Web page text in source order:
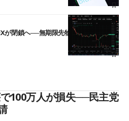
が閉鎖へ──無期限先物を生んだ11年に
100万人が損失──民主党